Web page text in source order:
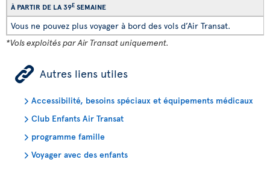
À PARTIR DE LA 39E SEMAINE
Vous ne pouvez plus voyager à bord des vols d’Air Transat.
*Vols exploités par Air Transat uniquement.
ÿ Autres liens utiles
Accessibilité, besoins spéciaux et équipements médicaux
Club Enfants Air Transat
programme famille
Voyager avec des enfants